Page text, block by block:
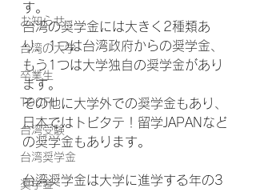
お知らせ
台湾の大学
卒業生
TOCFL
台湾受験
台湾奨学金
奨学金
す。
台湾の奨学金には大きく2種類あ
り、1つは台湾政府からの奨学金、
もう1つは大学独自の奨学金があり
ます。
その他に大学外での奨学金もあり、
日本ではトビタテ！留学JAPANなど
の奨学金もあります。
台湾奨学金は大学に進学する年の3